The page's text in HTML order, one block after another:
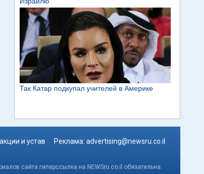
и устав Реклама: advertising@newsru.co.il
сайта гиперссылка на NEWSru.co.il обязательна.